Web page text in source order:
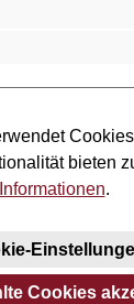
bieten
Informationen.
Cookies